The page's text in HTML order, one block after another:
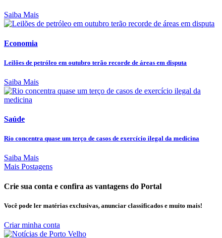
Saiba Mais
Economia
Leilões de petróleo em outubro terão recorde de áreas em disputa
Saiba Mais
Saúde
Rio concentra quase um terço de casos de exercício ilegal da medicina
Saiba Mais
Mais Postagens
Crie sua conta e confira as vantagens do Portal
Você pode ler matérias exclusivas, anunciar classificados e muito mais!
Criar minha conta